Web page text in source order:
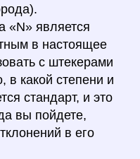
«N» является
в настоящее
с штекерами
в какой степени и
стандарт, и это
вы пойдете,
в его